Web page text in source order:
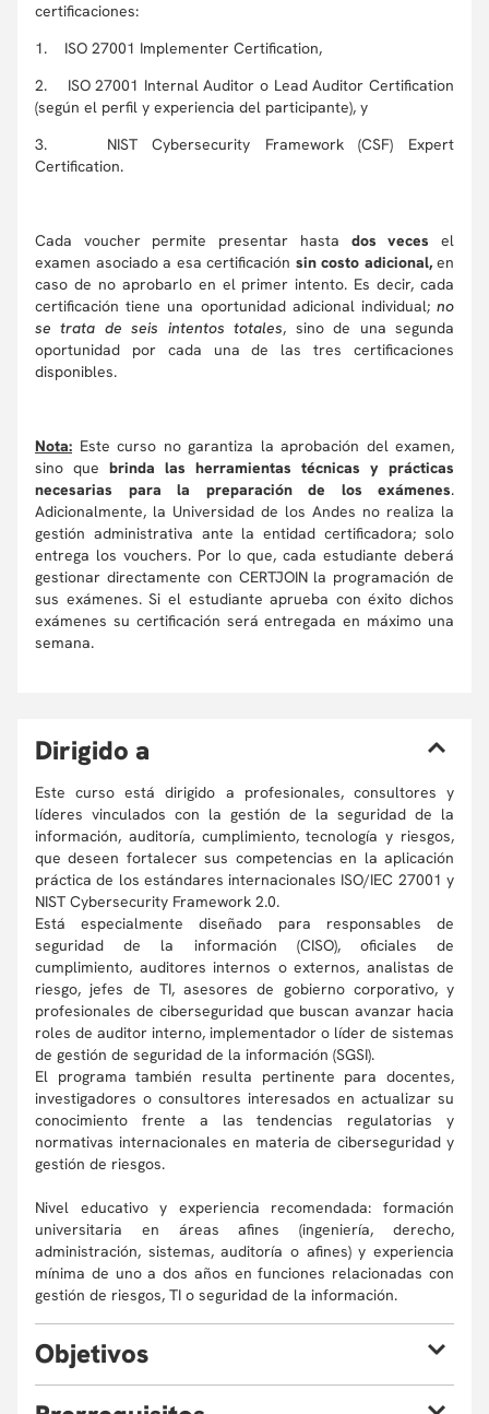
certificaciones:
1. ISO 27001 Implementer Certification,
2. ISO 27001 Internal Auditor o Lead Auditor Certification
(según el perfil y experiencia del participante), y
3. NIST Cybersecurity Framework (CSF) Expert
Certification.
Cada voucher permite presentar hasta dos veces el
examen asociado a esa certificación sin costo adicional,en
caso de no aprobarlo en el primer intento. Es decir, cada
certificación tiene una oportunidad adicional individual; no
se trata de seis intentos totales, sino de una segunda
oportunidad por cada una de las tres certificaciones
disponibles.
Nota: Este curso no garantiza la aprobación del examen,
sino que brinda las herramientas técnicas y prácticas
necesarias para la preparación de los exámenes.
Adicionalmente, la Universidad de los Andes no realiza la
gestión administrativa ante la entidad certificadora; solo
entrega los vouchers. Por lo que, cada estudiante deberá
gestionar directamente con CERTJOIN la programación de
sus exámenes. Si el estudiante aprueba con éxito dichos
exámenes su certificación será entregada en máximo una
semana.
Dirigido a
Este curso está dirigido a profesionales, consultores y
líderes vinculados con la gestión de la seguridad de la
información, auditoría, cumplimiento, tecnología y riesgos,
que deseen fortalecer sus competencias en la aplicación
práctica de los estándares internacionales ISO/IEC 27001 y
NIST Cybersecurity Framework 2.0.
Está especialmente diseñado para responsables de
seguridad de la información (CISO), oficiales de
cumplimiento, auditores internos o externos, analistas de
riesgo, jefes de TI, asesores de gobierno corporativo, y
profesionales de ciberseguridad que buscan avanzar hacia
roles de auditor interno, implementador o líder de sistemas
de gestión de seguridad de la información (SGSI).
El programa también resulta pertinente para docentes,
investigadores o consultores interesados en actualizar su
conocimiento frente a las tendencias regulatorias y
normativas internacionales en materia de ciberseguridad y
gestión de riesgos.
Nivel educativo y experiencia recomendada: formación
universitaria en áreas afines (ingeniería, derecho,
administración, sistemas, auditoría o afines) y experiencia
mínima de uno a dos años en funciones relacionadas con
gestión de riesgos, TI o seguridad de la información.
Objetivos